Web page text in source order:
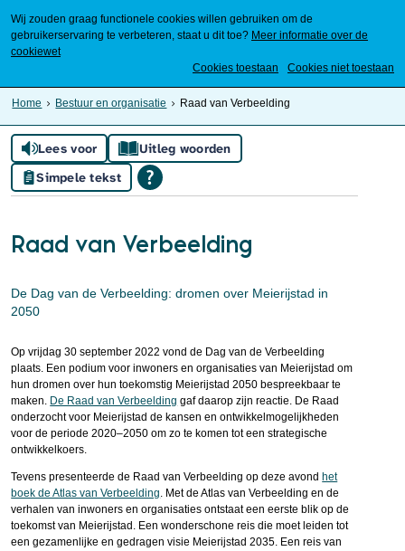
Wij zouden graag functionele cookies willen gebruiken om de
gebruikerservaring te verbeteren, staat u dit toe? Meer informatie over de
cookiewet
Cookies toestaan
Cookies niet toestaan
Home Bestuur en organisatie Raad van Verbeelding
Lees voor
Uitleg woorden
Simpele tekst
Raad van Verbeelding
De Dag van de Verbeelding: dromen over Meierijstad in
2050
Op vrijdag 30 september 2022 vond de Dag van de Verbeelding
plaats. Een podium voor inwoners en organisaties van Meierijstad om
hun dromen over hun toekomstig Meierijstad 2050 bespreekbaar te
maken. De Raad van Verbeelding gaf daarop zijn reactie. De Raad
onderzocht voor Meierijstad de kansen en ontwikkelmogelijkheden
voor de periode 2020–2050 om zo te komen tot een strategische
ontwikkelkoers.
Tevens presenteerde de Raad van Verbeelding op deze avond het
boek de Atlas van Verbeelding. Met de Atlas van Verbeelding en de
verhalen van inwoners en organisaties ontstaat een eerste blik op de
toekomst van Meierijstad. Een wonderschone reis die moet leiden tot
een gezamenlijke en gedragen visie Meierijstad 2035. Een reis van